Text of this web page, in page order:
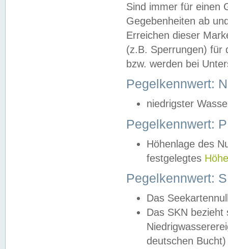
Sind immer für einen
Gegebenheiten ab
Erreichen dieser
(z.B. Sperrungen) für
bzw. werden bei
Pegelkennwert:
niedrigster
Pegelkennwert:
Höhenlage des
festgelegtes
Pegelkennwert:
Das
Das SKN
deutschen